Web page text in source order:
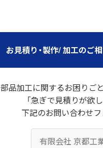
お見積り・製作/ 加工のご
部品加工に関するお困りご
「急ぎで見積りが欲
下記のお問い合わせ